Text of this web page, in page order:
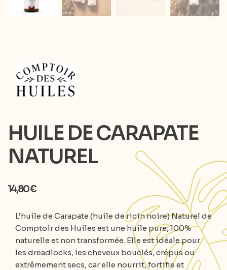
HUILE DE CARAPATE
NATUREL
14,80€
L’huile de Carapate (huile de ricin noire) Naturel de
Comptoir des Huiles est une huile pure, 100%
naturelle et non transformée. Elle est idéale pour
les dreadlocks, les cheveux bouclés, crépus ou
extrêmement secs, car elle nourrit, fortifie et